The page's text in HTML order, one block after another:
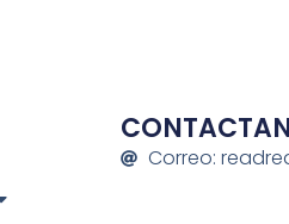
Correo: